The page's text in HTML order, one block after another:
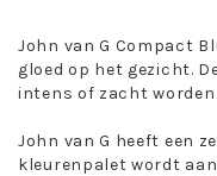
John van G Compact
gloed op het gezicht.
intens of zacht
John van G heeft een
kleurenpalet wordt